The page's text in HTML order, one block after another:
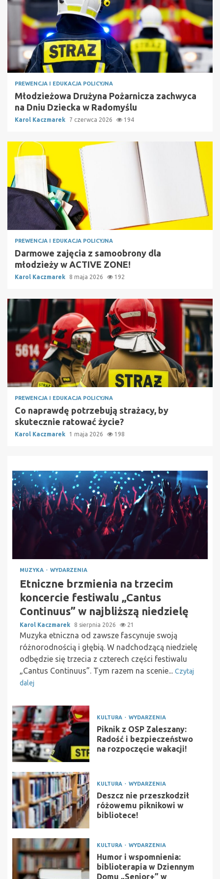
PREWENCJA I EDUKACJA POLICYJNA
Młodzieżowa Drużyna Pożarnicza zachwyca
na Dniu Dziecka w Radomyślu
Karol Kaczmarek 7 czerwca 2026 194
PREWENCJA I EDUKACJA POLICYJNA
Darmowe zajęcia z samoobrony dla
młodzieży w ACTIVE ZONE!
Karol Kaczmarek 8 maja 2026 192
PREWENCJA I EDUKACJA POLICYJNA
Co naprawdę potrzebują strażacy, by
skutecznie ratować życie?
Karol Kaczmarek 1 maja 2026 198
MUZYKA WYDARZENIA
Etniczne brzmienia na trzecim
koncercie festiwalu „Cantus
Continuus” w najbliższą niedzielę
Karol Kaczmarek 8 sierpnia 2026 21
Muzyka etniczna od zawsze fascynuje swoją
różnorodnością i głębią. W nadchodzącą niedzielę
odbędzie się trzecia z czterech części festiwalu
„Cantus Continuus”. Tym razem na scenie... Czytaj
dalej
KULTURA WYDARZENIA
Piknik z OSP Zaleszany:
Radość i bezpieczeństwo
na rozpoczęcie wakacji!
KULTURA WYDARZENIA
Deszcz nie przeszkodził
różowemu piknikowi w
bibliotece!
KULTURA WYDARZENIA
Humor i wspomnienia:
biblioterapia w Dziennym
Domu „Senior+” w